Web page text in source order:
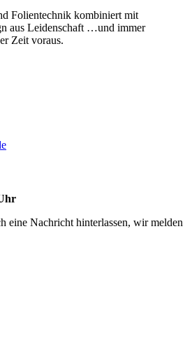
Folientechnik kombiniert mit
aus Leidenschaft …und immer
Zeit voraus.
eine Nachricht hinterlassen, wir melden